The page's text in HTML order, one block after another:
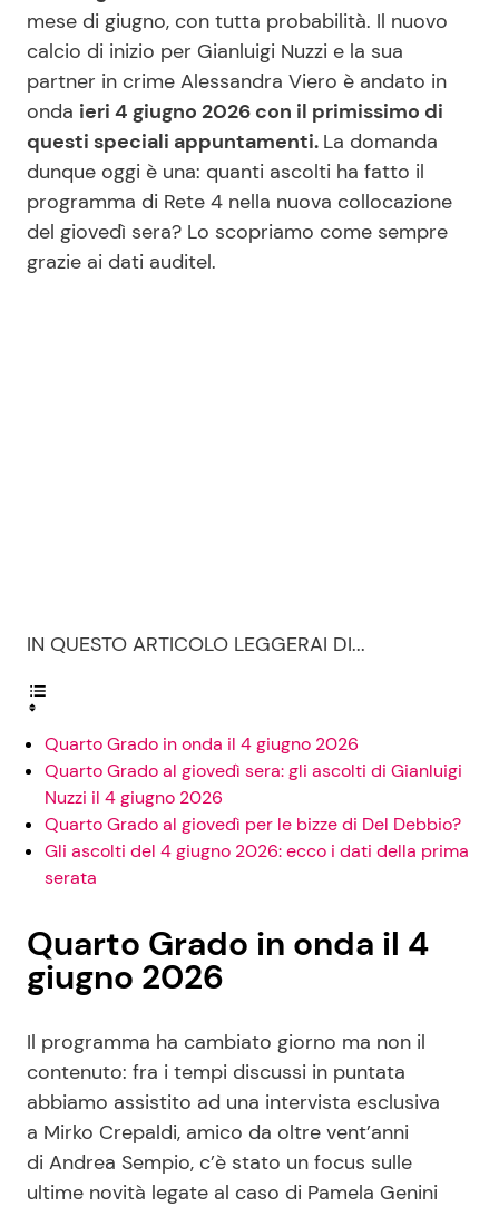
Salute
Viaggi e Turismo
Festività
Ricette Facili e Veloci
Ricette Feste
Ricette per Bambini
mese di giugno, con tutta probabilità. Il nuovo
calcio di inizio per Gianluigi Nuzzi e la sua
partner in crime Alessandra Viero è andato in
onda ieri 4 giugno 2026 con il primissimo di
questi speciali appuntamenti. La domanda
dunque oggi è una: quanti ascolti ha fatto il
programma di Rete 4 nella nuova collocazione
del giovedì sera? Lo scopriamo come sempre
grazie ai dati auditel.
IN QUESTO ARTICOLO LEGGERAI DI...
Quarto Grado in onda il 4 giugno 2026
Quarto Grado al giovedì sera: gli ascolti di Gianluigi
Nuzzi il 4 giugno 2026
Quarto Grado al giovedì per le bizze di Del Debbio?
Gli ascolti del 4 giugno 2026: ecco i dati della prima
serata
Quarto Grado in onda il 4
giugno 2026
Il programma ha cambiato giorno ma non il
contenuto: fra i tempi discussi in puntata
abbiamo assistito ad una intervista esclusiva
a Mirko Crepaldi, amico da oltre vent’anni
di Andrea Sempio, c’è stato un focus sulle
ultime novità legate al caso di Pamela Genini